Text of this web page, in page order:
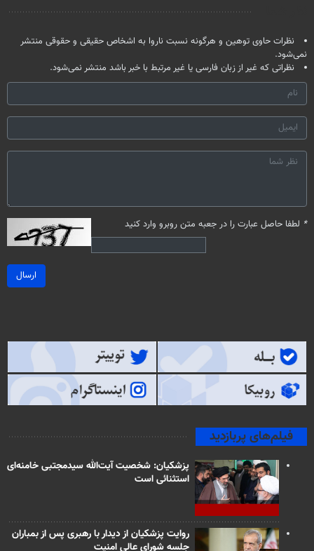
نظرات حاوی توهین و هرگونه نسبت ناروا به اشخاص حقیقی و حقوقی منتشر
نمی‌شود.
نظراتی که غیر از زبان فارسی یا غیر مرتبط با خبر باشد منتشر نمی‌شود.
* لطفا حاصل عبارت را در جعبه متن روبرو وارد کنید
ارسال
فیلم‌های پربازدید
پزشکیان: شخصیت آیت‌الله سیدمجتبی خامنه‌ای
استثنائی است
روایت پزشکیان از دیدار با رهبری پس از بمباران
جلسه شورای عالی امنیت